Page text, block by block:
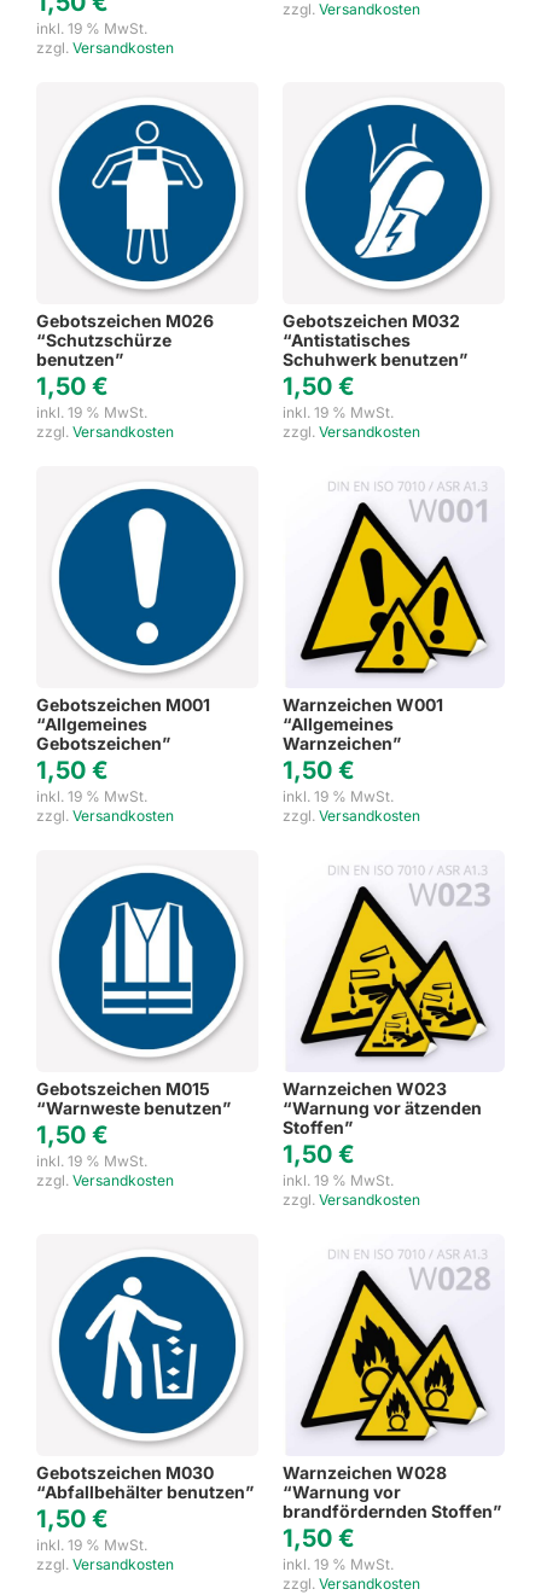
inkl. 19 % MwSt.
zzgl. Versandkosten
zzgl. Versandkosten
Gebotszeichen M026
“Schutzschürze
benutzen”
1,50 €
inkl. 19 % MwSt.
zzgl. Versandkosten
Gebotszeichen M032
“Antistatisches
Schuhwerk benutzen”
1,50 €
inkl. 19 % MwSt.
zzgl. Versandkosten
Gebotszeichen M001
“Allgemeines
Gebotszeichen”
1,50 €
inkl. 19 % MwSt.
zzgl. Versandkosten
Warnzeichen W001
“Allgemeines
Warnzeichen”
1,50 €
inkl. 19 % MwSt.
zzgl. Versandkosten
Gebotszeichen M015
“Warnweste benutzen”
1,50 €
inkl. 19 % MwSt.
zzgl. Versandkosten
Warnzeichen W023
“Warnung vor ätzenden
Stoffen”
1,50 €
inkl. 19 % MwSt.
zzgl. Versandkosten
Gebotszeichen M030
“Abfallbehälter benutzen”
1,50 €
inkl. 19 % MwSt.
zzgl. Versandkosten
Warnzeichen W028
“Warnung vor
brandfördernden Stoffen”
1,50 €
inkl. 19 % MwSt.
zzgl. Versandkosten